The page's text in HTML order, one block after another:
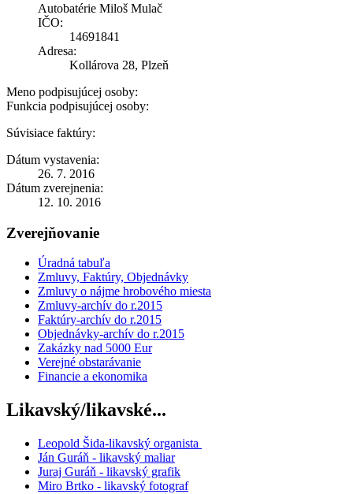
Autobatérie Miloš Mulač
IČO:
14691841
Adresa:
Kollárova 28, Plzeň
Meno podpisujúcej osoby:
Funkcia podpisujúcej osoby:
Súvisiace faktúry:
Dátum vystavenia:
26. 7. 2016
Dátum zverejnenia:
12. 10. 2016
Zverejňovanie
Úradná tabuľa
Zmluvy, Faktúry, Objednávky
Zmluvy o nájme hrobového miesta
Zmluvy-archív do r.2015
Faktúry-archív do r.2015
Objednávky-archív do r.2015
Zakázky nad 5000 Eur
Verejné obstarávanie
Financie a ekonomika
Likavský/likavské...
Leopold Šida-likavský organista
Ján Guráň - likavský maliar
Juraj Guráň - likavský grafik
Miro Brtko - likavský fotograf